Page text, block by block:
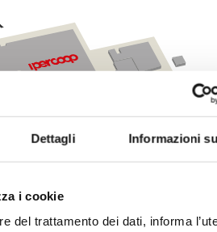
Dettagli Informazioni
i cookie
del trattamento dei dati, informa